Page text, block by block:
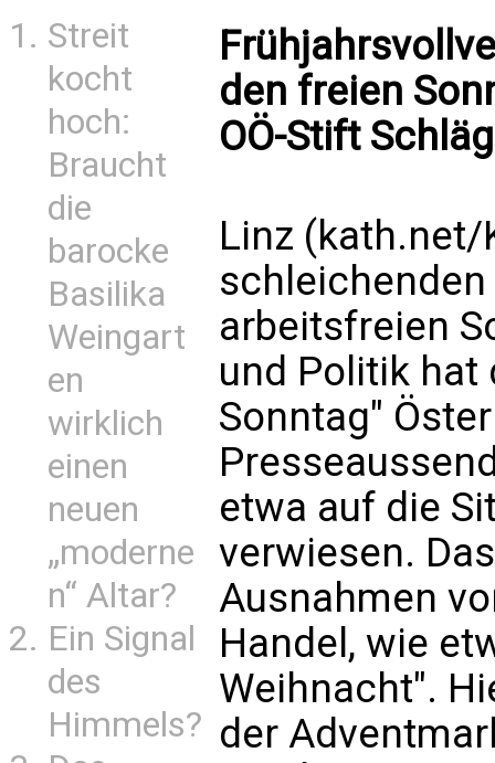
Streit
kocht
hoch:
Braucht
die
barocke
Basilika
Weingart
en
wirklich
einen
neuen
„moderne
n“ Altar?
Ein Signal
des
Himmels?
den freien
OÖ-Stift
Linz (kath.net/
arbeitsfreien
und Politik hat
Sonntag"
etwa auf die
verwiesen.
Ausnahmen
Handel, wie
Weihnacht".
der